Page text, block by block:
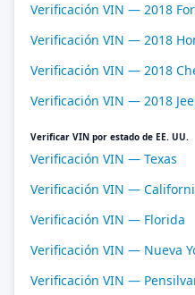
Verificación VIN — 2018
Verificación VIN — 2018
Verificación VIN — 2018
Verificación VIN — 2018
Verificar VIN por estado de EE. UU.
Verificación VIN — Texas
Verificación VIN —
Verificación VIN — Florida
Verificación VIN — Nueva
Verificación VIN —